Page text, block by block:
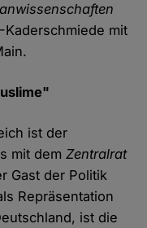
-Kaderschmiede mit
ist der
mit demZentralrat
Gast der Politik
Repräsentation
ist die